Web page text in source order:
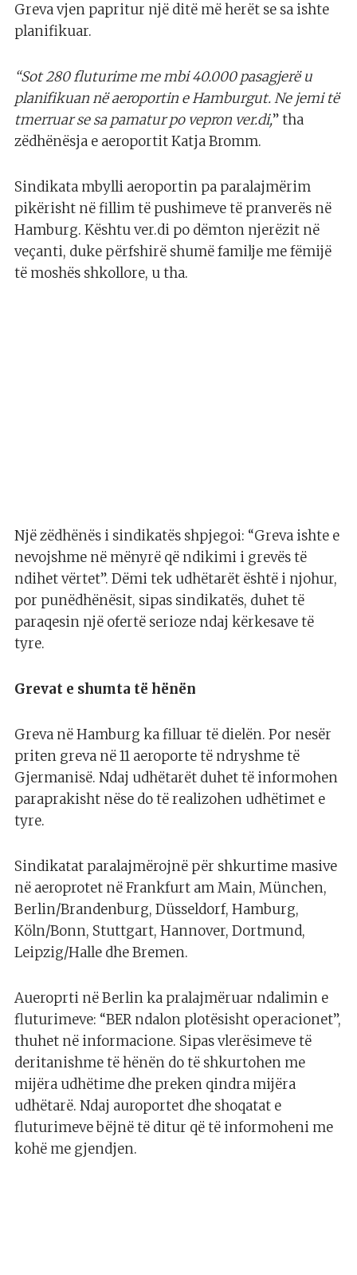
Greva vjen papritur një ditë më herët se sa ishte
planifikuar.
“Sot 280 fluturime me mbi 40.000 pasagjerë u
planifikuan në aeroportin e Hamburgut. Ne jemi të
tmerruar se sa pamatur po vepron ver.di,” tha
zëdhënësja e aeroportit Katja Bromm.
Sindikata mbylli aeroportin pa paralajmërim
pikërisht në fillim të pushimeve të pranverës në
Hamburg. Kështu ver.di po dëmton njerëzit në
veçanti, duke përfshirë shumë familje me fëmijë
të moshës shkollore, u tha.
Një zëdhënës i sindikatës shpjegoi: “Greva ishte e
nevojshme në mënyrë që ndikimi i grevës të
ndihet vërtet”. Dëmi tek udhëtarët është i njohur,
por punëdhënësit, sipas sindikatës, duhet të
paraqesin një ofertë serioze ndaj kërkesave të
tyre.
Grevat e shumta të hënën
Greva në Hamburg ka filluar të dielën. Por nesër
priten greva në 11 aeroporte të ndryshme të
Gjermanisë. Ndaj udhëtarët duhet të informohen
paraprakisht nëse do të realizohen udhëtimet e
tyre.
Sindikatat paralajmërojnë për shkurtime masive
në aeroprotet në Frankfurt am Main, München,
Berlin/Brandenburg, Düsseldorf, Hamburg,
Köln/Bonn, Stuttgart, Hannover, Dortmund,
Leipzig/Halle dhe Bremen.
Aueroprti në Berlin ka pralajmëruar ndalimin e
fluturimeve: “BER ndalon plotësisht operacionet”,
thuhet në informacione. Sipas vlerësimeve të
deritanishme të hënën do të shkurtohen me
mijëra udhëtime dhe preken qindra mijëra
udhëtarë. Ndaj auroportet dhe shoqatat e
fluturimeve bëjnë të ditur që të informoheni me
kohë me gjendjen.